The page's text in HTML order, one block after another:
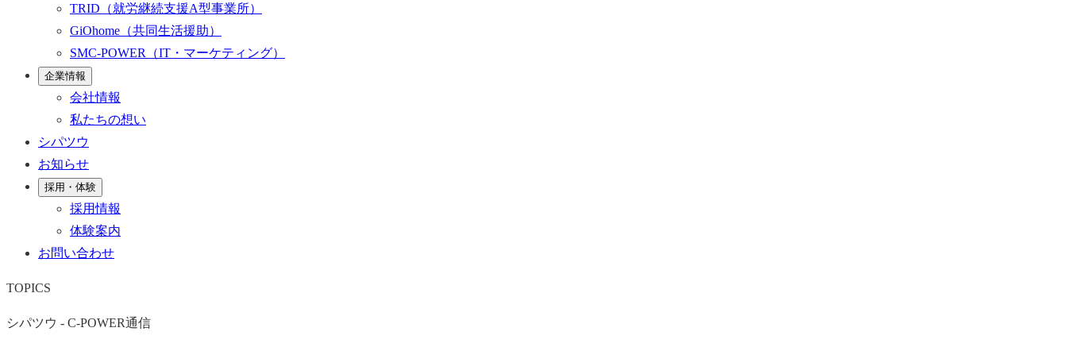
TRID （就労継続支援A型事業所）
GiOhome （共同生活援助）
SMC-POWER
（IT・マーケティング）
企業情報
会社情報
私たちの想い
シパツウ
お知らせ
採用・体験
採用情報
体験案内
お問い合わせ
TOPICS
シパツウ - C-POWER通信